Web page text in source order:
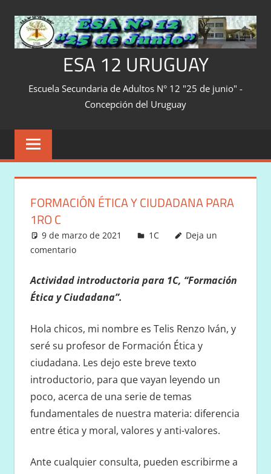
contenido
ESA 12 URUGUAY
Escuela Secundaria de Adultos N° 12 "25 de junio" -
Concepción del Uruguay
FORMACIÓN ÉTICA Y CIUDADANA PARA
1RO C
9 de marzo de 2021 Victor
1C
Deja un
comentario
Actividad introductoria para 1C, “Formación
Ética y Ciudadana”.
Hola chicos, mi nombre es Telis Renzo Iván, y
seré su profesor de Formación Ética y
ciudadana. Les dejo este breve texto
introductorio, para que vayan leyendo un
poco, acerca de una serie de temas
fundamentales de nuestra materia: diferencia
entre ética y moral, valores y anti-valores.
Ante cualquier consulta, pueden escribirme a